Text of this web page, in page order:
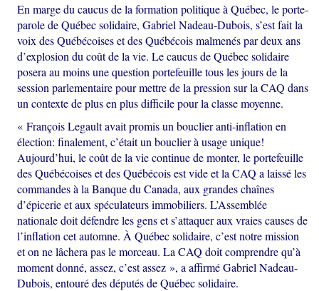
En marge du caucus de la formation politique à Québec, le porte-
parole de Québec solidaire, Gabriel Nadeau-Dubois, s’est fait la
voix des Québécoises et des Québécois malmenés par deux ans
d’explosion du coût de la vie. Le caucus de Québec solidaire
posera au moins une question portefeuille tous les jours de la
session parlementaire pour mettre de la pression sur la CAQ dans
un contexte de plus en plus difficile pour la classe moyenne.
« François Legault avait promis un bouclier anti-inflation en
élection: finalement, c’était un bouclier à usage unique!
Aujourd’hui, le coût de la vie continue de monter, le portefeuille
des Québécoises et des Québécois est vide et la CAQ a laissé les
commandes à la Banque du Canada, aux grandes chaînes
d’épicerie et aux spéculateurs immobiliers. L’Assemblée
nationale doit défendre les gens et s’attaquer aux vraies causes de
l’inflation cet automne. À Québec solidaire, c’est notre mission
et on ne lâchera pas le morceau. La CAQ doit comprendre qu’à
moment donné, assez, c’est assez », a affirmé Gabriel Nadeau-
Dubois, entouré des députés de Québec solidaire.